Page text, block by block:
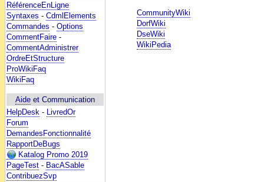
RéférenceEnLigne
Syntaxes - CdmlElements
Commandes - Options
CommentFaire -
CommentAdministrer
OrdreEtStructure
ProWikiFaq
WikiFaq
Aide et Communication
HelpDesk - LivredOr
Forum
DemandesFonctionnalité
RapportDeBugs
Katalog Promo 2019
PageTest - BacASable
ContribuezSvp
CommunityWiki
DorfWiki
DseWiki
WikiPedia